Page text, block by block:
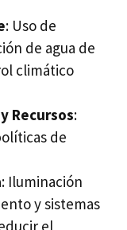
: Uso de
de agua de
climático
Recursos:
de
: Iluminación
y sistemas